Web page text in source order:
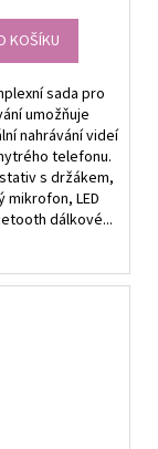
KOŠÍKU
sada pro
umožňuje
nahrávání videí
telefonu.
s držákem,
mikrofon, LED
dálkové...